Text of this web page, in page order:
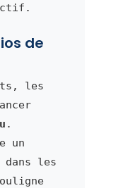
de
les
.
un
dans les